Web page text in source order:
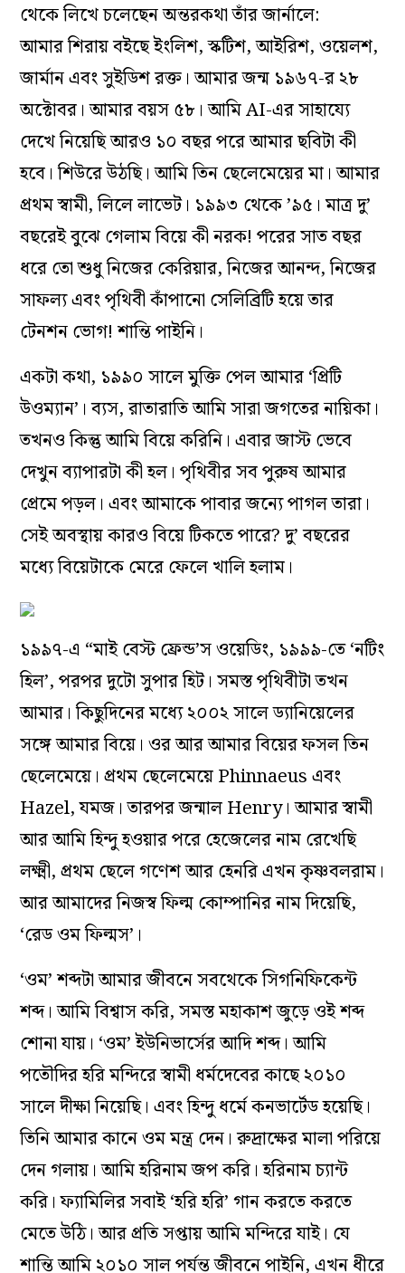
থেকে লিখে চলেছেন অন্তরকথা তাঁর জার্নালে:
আমার শিরায় বইছে ইংলিশ, স্কটিশ, আইরিশ, ওয়েলশ,
জার্মান এবং সুইডিশ রক্ত। আমার জন্ম ১৯৬৭-র ২৮
অক্টোবর। আমার বয়স ৫৮। আমি AI-এর সাহায্যে
দেখে নিয়েছি আরও ১০ বছর পরে আমার ছবিটা কী
হবে। শিউরে উঠছি। আমি তিন ছেলেমেয়ের মা। আমার
প্রথম স্বামী, লিলে লাভেট। ১৯৯৩ থেকে ’৯৫। মাত্র দু’
বছরেই বুঝে গেলাম বিয়ে কী নরক! পরের সাত বছর
ধরে তো শুধু নিজের কেরিয়ার, নিজের আনন্দ, নিজের
সাফল্য এবং পৃথিবী কাঁপানো সেলিব্রিটি হয়ে তার
টেনশন ভোগ! শান্তি পাইনি।
একটা কথা, ১৯৯০ সালে মুক্তি পেল আমার ‘প্রিটি
উওম্যান’। ব্যস, রাতারাতি আমি সারা জগতের নায়িকা।
তখনও কিন্তু আমি বিয়ে করিনি। এবার জাস্ট ভেবে
দেখুন ব্যাপারটা কী হল। পৃথিবীর সব পুরুষ আমার
প্রেমে পড়ল। এবং আমাকে পাবার জন্যে পাগল তারা।
সেই অবস্থায় কারও বিয়ে টিকতে পারে? দু’ বছরের
মধ্যে বিয়েটাকে মেরে ফেলে খালি হলাম।
১৯৯৭-এ “মাই বেস্ট ফ্রেন্ড’স ওয়েডিং, ১৯৯৯-তে ‘নটিং
হিল’, পরপর দুটো সুপার হিট। সমস্ত পৃথিবীটা তখন
আমার। কিছুদিনের মধ্যে ২০০২ সালে ড্যানিয়েলের
সঙ্গে আমার বিয়ে। ওর আর আমার বিয়ের ফসল তিন
ছেলেমেয়ে। প্রথম ছেলেমেয়ে Phinnaeus এবং
Hazel, যমজ। তারপর জন্মাল Henry। আমার স্বামী
আর আমি হিন্দু হওয়ার পরে হেজেলের নাম রেখেছি
লক্ষ্মী, প্রথম ছেলে গণেশ আর হেনরি এখন কৃষ্ণবলরাম।
আর আমাদের নিজস্ব ফিল্ম কোম্পানির নাম দিয়েছি,
‘রেড ওম ফিল্মস’।
‘ওম’ শব্দটা আমার জীবনে সবথেকে সিগনিফিকেন্ট
শব্দ। আমি বিশ্বাস করি, সমস্ত মহাকাশ জুড়ে ওই শব্দ
শোনা যায়। ‘ওম’ ইউনিভার্সের আদি শব্দ। আমি
পতৌদির হরি মন্দিরে স্বামী ধর্মদেবের কাছে ২০১০
সালে দীক্ষা নিয়েছি। এবং হিন্দু ধর্মে কনভার্টেড হয়েছি।
তিনি আমার কানে ওম মন্ত্র দেন। রুদ্রাক্ষের মালা পরিয়ে
দেন গলায়। আমি হরিনাম জপ করি। হরিনাম চ্যান্ট
করি। ফ্যামিলির সবাই ‘হরি হরি’ গান করতে করতে
মেতে উঠি। আর প্রতি সপ্তায় আমি মন্দিরে যাই। যে
শান্তি আমি ২০১০ সাল পর্যন্ত জীবনে পাইনি, এখন ধীরে